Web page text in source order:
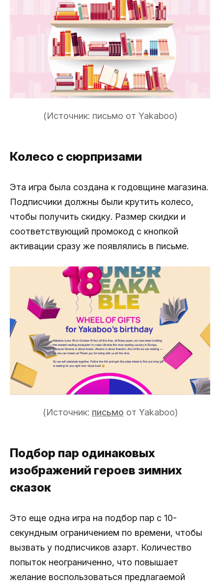
(Источник: письмо от Yakaboo)
Колесо с сюрпризами
Эта игра была создана к годовщине магазина.
Подписчики должны были крутить колесо,
чтобы получить скидку. Размер скидки и
соответствующий промокод с кнопкой
активации сразу же появлялись в письме.
(Источник: письмо от Yakaboo)
Подбор пар одинаковых
изображений героев зимних
сказок
Это еще одна игра на подбор пар с 10-
секундным ограничением по времени, чтобы
вызвать у подписчиков азарт. Количество
попыток неограниченно, что повышает
желание воспользоваться предлагаемой